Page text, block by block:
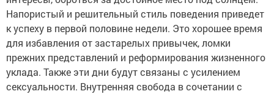
Напористый и решительный стиль поведения приведет
к успеху в первой половине недели. Это хорошее время
для избавления от застарелых привычек, ломки
прежних представлений и реформирования жизненного
уклада. Также эти дни будут связаны с усилением
сексуальности. Внутренняя свобода в сочетании с